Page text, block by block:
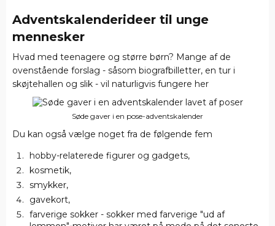
Adventskalenderideer til unge
mennesker
Hvad med teenagere og større børn? Mange af de
ovenstående forslag - såsom biografbilletter, en tur i
skøjtehallen og slik - vil naturligvis fungere her
Søde gaver i en pose-adventskalender
Du kan også vælge noget fra de følgende fem
hobby-relaterede figurer og gadgets,
kosmetik,
smykker,
gavekort,
farverige sokker - sokker med farverige "ud af